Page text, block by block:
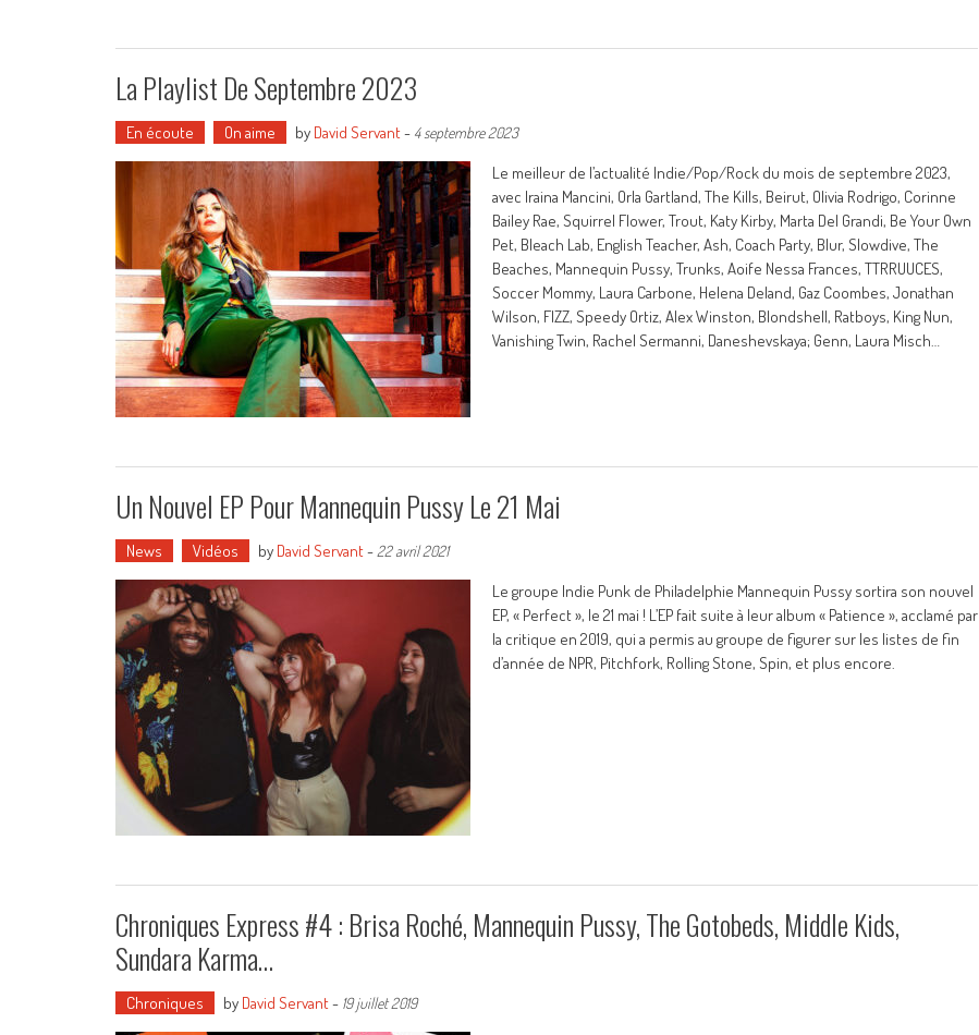
La Playlist De Septembre 2023
En écoute On aime by David Servant- 4 septembre 2023
Le meilleur de l’actualité Indie/Pop/Rock du mois de septembre 2023,
avec Iraina Mancini, Orla Gartland, The Kills, Beirut, Olivia Rodrigo, Corinne
Bailey Rae, Squirrel Flower, Trout, Katy Kirby, Marta Del Grandi, Be Your Own
Pet, Bleach Lab, English Teacher, Ash, Coach Party, Blur, Slowdive, The
Beaches, Mannequin Pussy, Trunks, Aoife Nessa Frances, TTRRUUCES,
Soccer Mommy, Laura Carbone, Helena Deland, Gaz Coombes, Jonathan
Wilson, FIZZ, Speedy Ortiz, Alex Winston, Blondshell, Ratboys, King Nun,
Vanishing Twin, Rachel Sermanni, Daneshevskaya; Genn, Laura Misch…
Un Nouvel EP Pour Mannequin Pussy Le 21 Mai
News Vidéos by David Servant- 22 avril 2021
Le groupe Indie Punk de Philadelphie Mannequin Pussy sortira son nouvel
EP, « Perfect », le 21 mai ! L’EP fait suite à leur album « Patience », acclamé par
la critique en 2019, qui a permis au groupe de figurer sur les listes de fin
d’année de NPR, Pitchfork, Rolling Stone, Spin, et plus encore.
Chroniques Express #4 : Brisa Roché, Mannequin Pussy, The Gotobeds, Middle Kids,
Sundara Karma…
Chroniques by David Servant- 19 juillet 2019